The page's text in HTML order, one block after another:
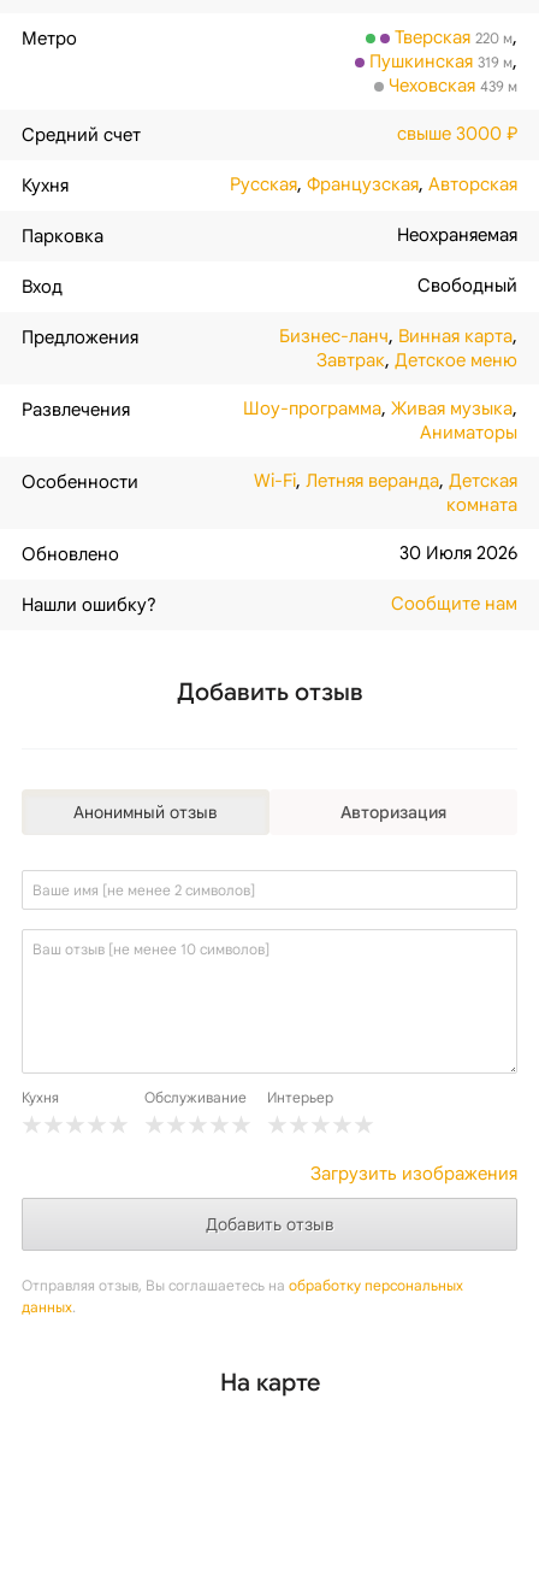
Метро Тверская 220 м,
Пушкинская 319 м,
Чеховская 439 м
Средний счет свыше 3000 ₽
Кухня Русская,Французская,Авторская
Парковка Неохраняемая
Вход Свободный
Предложения Бизнес-ланч, Винная карта,
Завтрак,Детское меню
Развлечения Шоу-программа,Живая музыка,
Аниматоры
Особенности Wi-Fi,Летняя веранда,Детская
комната
Обновлено 30 Июля 2026
Нашли ошибку? Сообщите нам
Добавить отзыв
Анонимный отзыв Авторизация
Кухня Обслуживание Интерьер
Загрузить изображения
Отправляя отзыв, Вы соглашаетесь на обработку персональных
данных.
На карте